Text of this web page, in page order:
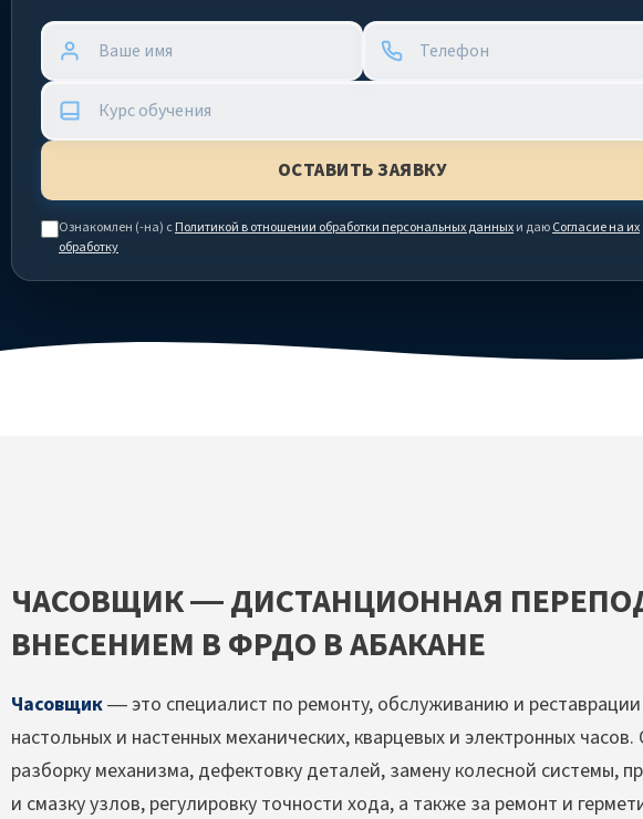
Ознакомлен (-на) сПолитикой в отношении обработки персональных данныхи даюСогласие на их
обработку
ЧАСОВЩИК — ДИСТАНЦИОННАЯ
ВНЕСЕНИЕМ В ФРДО В АБАКАНЕ
Часовщик— это специалист по ремонту, обслуживанию и
настольных и настенных механических, кварцевых и электронных
разборку механизма, дефектовку деталей, замену колесной системы,
и смазку узлов, регулировку точности хода, а также за ремонт и